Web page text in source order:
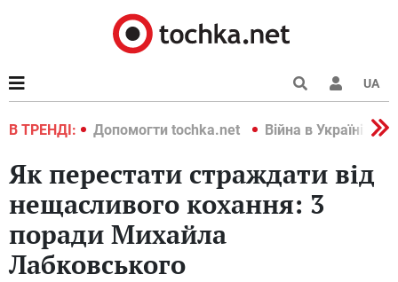
UA
В ТРЕНДІ:
2022 Допомогти tochka.net Війна в Україні 2022
Як перестати страждати від
нещасливого кохання: 3
поради Михайла
Лабковського